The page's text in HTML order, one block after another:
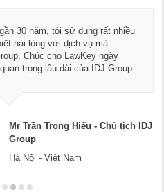
Cafe, tôi xin chân thành cảm ơn đội
LawKey. Thực sự yên tâm khi sử
luật và kế toán thuế bên các bạn.
phục vụ tốt hơn cho cộng đồng
Mr Dương - CEO Dương Cafe
Hà Nội